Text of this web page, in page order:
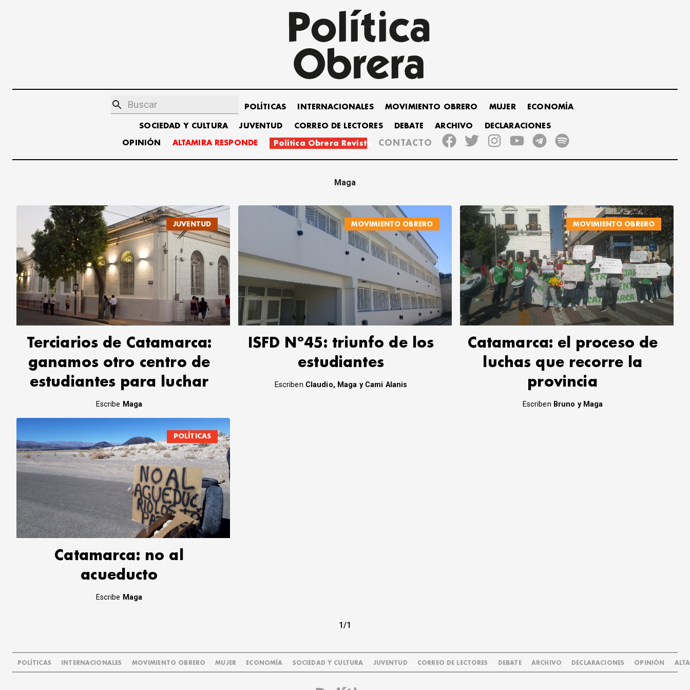
POLÍTICAS INTERNACIONALES MOVIMIENTO OBRERO MUJER ECONOMÍA
SOCIEDAD Y CULTURA JUVENTUD CORREO DE LECTORES DEBATE ARCHIVO DECLARACIONES
OPINIÓN ALTAMIRA RESPONDE Política Obrera Revista CONTACTO
Maga
JUVENTUD
Terciarios de Catamarca:
ganamos otro centro de
estudiantes para luchar
Escribe Maga
MOVIMIENTO OBRERO
ISFD Nº45: triunfo de los
estudiantes
Escriben Claudio, Maga y Cami Alanis
MOVIMIENTO OBRERO
Catamarca: el proceso de
luchas que recorre la
provincia
Escriben Bruno y Maga
POLÍTICAS
Catamarca: no al
acueducto
Escribe Maga
1/1
POLÍTICAS INTERNACIONALES MOVIMIENTO OBRERO MUJER ECONOMÍA SOCIEDAD Y CULTURA JUVENTUD CORREO DE LECTORES DEBATE ARCHIVO DECLARACIONES OPINIÓN